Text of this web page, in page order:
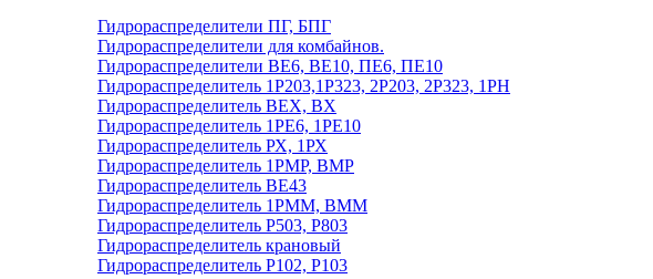
Гидрораспределители ПГ, БПГ
Гидрораспределители для комбайнов.
Гидрораспределители ВЕ6, ВЕ10, ПЕ6, ПЕ10
Гидрораспределитель 1Р203,1Р323, 2Р203, 2Р323, 1РН
Гидрораспределитель ВЕХ, ВХ
Гидрораспределитель 1РЕ6, 1РЕ10
Гидрораспределитель РХ, 1РХ
Гидрораспределитель 1РМР, ВМР
Гидрораспределитель ВЕ43
Гидрораспределитель 1РММ, ВММ
Гидрораспределитель Р503, Р803
Гидрораспределитель крановый
Гидрораспределитель Р102, Р103